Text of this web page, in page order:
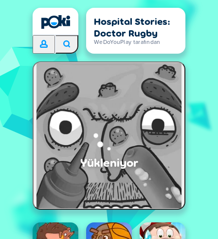
Hospital Stories:
Doctor Rugby
WeDoYouPlay tarafından
Yükleniyor